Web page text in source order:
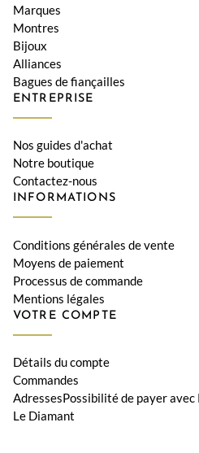
Marques
Montres
Bijoux
Alliances
Bagues de fiançailles
ENTREPRISE
Nos guides d'achat
Notre boutique
Contactez-nous
INFORMATIONS
Conditions générales de vente
Moyens de paiement
Processus de commande
Mentions légales
VOTRE COMPTE
Détails du compte
Commandes
AdressesPossibilité de payer
Le Diamant